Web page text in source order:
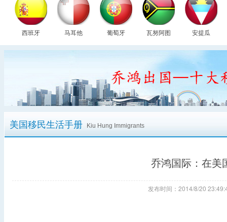
西班牙 马耳他 葡萄牙 瓦努阿图 安提瓜
美国移民生活手册 Kiu Hung Immigrants
乔鸿国际：在美
发布时间：2014/8/20